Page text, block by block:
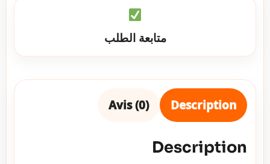
متابعة الطلب
Description
Avis (0)
Description